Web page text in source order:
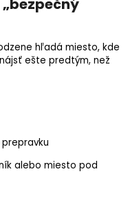
hľadá miesto, kde
ešte predtým, než
alebo miesto pod